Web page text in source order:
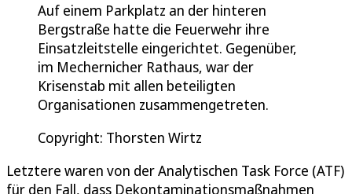
Auf einem Parkplatz an der hinteren
Bergstraße hatte die Feuerwehr ihre
Einsatzleitstelle eingerichtet. Gegenüber,
im Mechernicher Rathaus, war der
Krisenstab mit allen beteiligten
Organisationen zusammengetreten.
Copyright: Thorsten Wirtz
Letztere waren von der Analytischen Task Force (ATF)
für den Fall, dass Dekontaminationsmaßnahmen